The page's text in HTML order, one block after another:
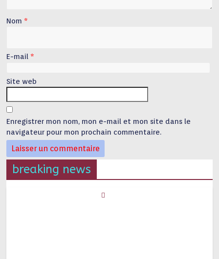
Nom *
E-mail *
Site web
Enregistrer mon nom, mon e-mail et mon site dans le
navigateur pour mon prochain commentaire.
breaking news